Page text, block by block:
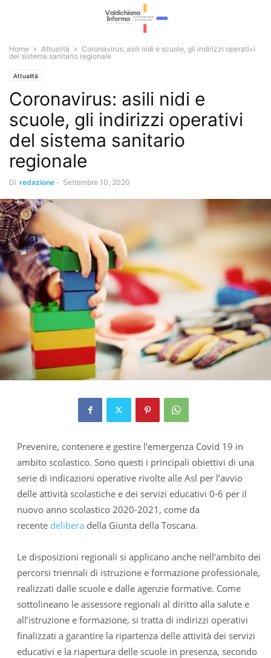
Home Attualità
Coronavirus: asili nidi e scuole, gli indirizzi operativi
del sistema sanitario regionale
Attualità
Coronavirus: asili nidi e
scuole, gli indirizzi operativi
del sistema sanitario
regionale
Di redazione - Settembre 10, 2020
Prevenire, contenere e gestire l’emergenza Covid 19 in
ambito scolastico. Sono questi i principali obiettivi di una
serie di indicazioni operative rivolte alle Asl per l’avvio
delle attività scolastiche e dei servizi educativi 0-6 per il
nuovo anno scolastico 2020-2021, come da
recente delibera della Giunta della Toscana.
Le disposizioni regionali si applicano anche nell’ambito dei
percorsi triennali di istruzione e formazione professionale,
realizzati dalle scuole e dalle agenzie formative. Come
sottolineano le assessore regionali al diritto alla salute e
all’istruzione e formazione, si tratta di indirizzi operativi
finalizzati a garantire la ripartenza delle attività dei servizi
educativi e la riapertura delle scuole in presenza, secondo